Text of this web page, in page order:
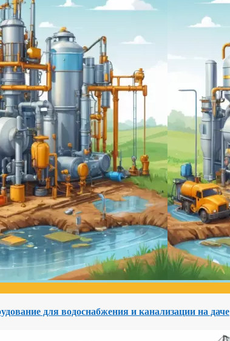
для водоснабжения и канализации на даче